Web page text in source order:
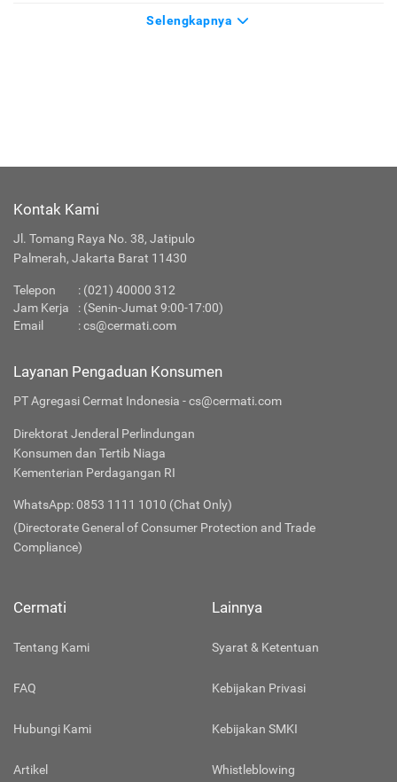
Selengkapnya
Kontak Kami
Jl. Tomang Raya No. 38, Jatipulo
Palmerah, Jakarta Barat 11430
Telepon : (021) 40000 312
Jam Kerja
: (Senin-Jumat 9:00-17:00)
Email
:cs@cermati.com
Layanan Pengaduan Konsumen
PT Agregasi Cermat Indonesia - cs@cermati.com
Direktorat Jenderal Perlindungan
Konsumen dan Tertib Niaga
Kementerian Perdagangan RI
WhatsApp: 0853 1111 1010 (Chat Only)
(Directorate General of Consumer Protection and Trade
Compliance)
Cermati
Tentang Kami
FAQ
Hubungi Kami
Artikel
Lainnya
Syarat & Ketentuan
Kebijakan Privasi
Kebijakan SMKI
Whistleblowing